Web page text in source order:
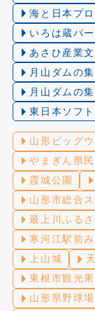
海と日本プ
いろは蔵パ
あさひ産業
月山ダムの
月山ダムの
東日本ソフ
山形ビッグ
やまぎん県
霞城公園
山形市総合
最上川ふる
寒河江駅前
上山城
東根市観光
山形県野球場